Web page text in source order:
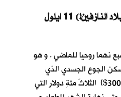
حلم يقظة (رحلة في بلاد النازفين!) 11 ايلول
نهما روحيا للماضي . و هو
الجوع الجسدي الذي
يؤرقني كل ما تذكرت ان ( 300$) الثلاثَ مئةِ دولارٍ التي